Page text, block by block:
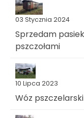
03 Stycznia 2024
Sprzedam
pszczołami
10 Lipca 2023
Wóz pszczelarski